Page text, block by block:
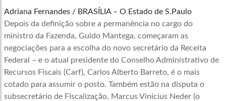
Adriana Fernandes / BRASÍLIA – O Estado de S.Paulo
Depois da definição sobre a permanência no cargo do
ministro da Fazenda, Guido Mantega, começaram as
negociações para a escolha do novo secretário da Receita
Federal – e o atual presidente do Conselho Administrativo de
Recursos Fiscais (Carf), Carlos Alberto Barreto, é o mais
cotado para assumir o posto. Também estão na disputa o
subsecretário de Fiscalização, Marcus Vinicius Neder (o